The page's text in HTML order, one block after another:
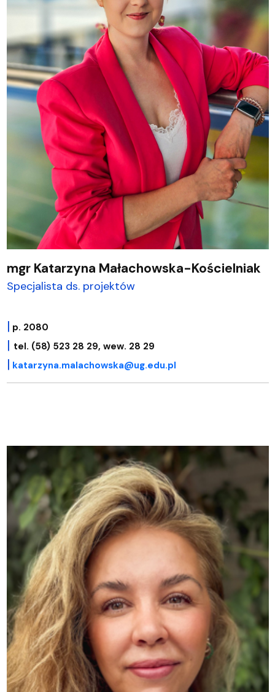
mgr Katarzyna Małachowska-Kościelniak
Specjalista ds. projektów
| p. 2080
| tel. (58) 523 28 29, wew. 28 29
| katarzyna.malachowska@ug.edu.pl